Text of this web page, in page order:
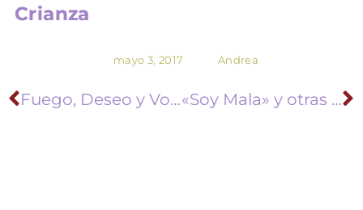
Crianza
mayo 3, 2017 Andrea
Fuego, Deseo y Vocación (Video) «Soy Mala» y otras mentiras de mi «Mente Pequeña»